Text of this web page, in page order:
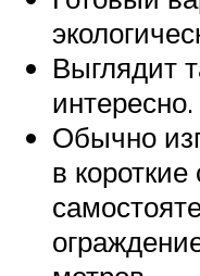
Выглядит
интересно.
Обычно
в короткие